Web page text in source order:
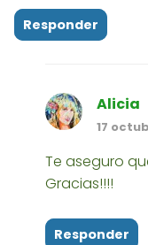
Responder
Alicia
17
Te aseguro
Gracias!!!!
Responder